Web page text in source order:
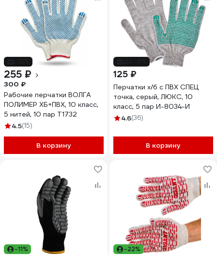
255 ₽
300 ₽
Рабочие перчатки ВОЛГА
ПОЛИМЕР ХБ+ПВХ, 10 класс,
5 нитей, 10 пар Т1732
4.5(15)
В корзину
125 ₽
Перчатки х/б с ПВХ СПЕЦ
точка, серый, ЛЮКС, 10
класс, 5 пар И-8034-И
4.6(36)
В корзину
-11% -22%